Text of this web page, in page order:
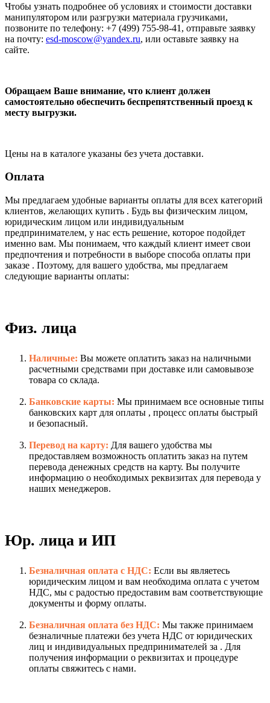
Чтобы узнать подробнее об условиях и стоимости доставки
манипулятором или разгрузки материала грузчиками,
позвоните по телефону: +7 (499) 755-98-41, отправьте заявку
на почту: esd-moscow@yandex.ru, или оставьте заявку на
сайте.
Обращаем Ваше внимание, что клиент должен
самостоятельно обеспечить беспрепятственный проезд к
месту выгрузки.
Цены на в каталоге указаны без учета доставки.
Оплата
Мы предлагаем удобные варианты оплаты для всех категорий
клиентов, желающих купить . Будь вы физическим лицом,
юридическим лицом или индивидуальным
предпринимателем, у нас есть решение, которое подойдет
именно вам. Мы понимаем, что каждый клиент имеет свои
предпочтения и потребности в выборе способа оплаты при
заказе . Поэтому, для вашего удобства, мы предлагаем
следующие варианты оплаты:
Физ. лица
Наличные: Вы можете оплатить заказ на наличными
расчетными средствами при доставке или самовывозе
товара со склада.
Банковские карты: Мы принимаем все основные типы
банковских карт для оплаты , процесс оплаты быстрый
и безопасный.
Перевод на карту: Для вашего удобства мы
предоставляем возможность оплатить заказ на путем
перевода денежных средств на карту. Вы получите
информацию о необходимых реквизитах для перевода у
наших менеджеров.
Юр. лица и ИП
Безналичная оплата с НДС: Если вы являетесь
юридическим лицом и вам необходима оплата с учетом
НДС, мы с радостью предоставим вам соответствующие
документы и форму оплаты.
Безналичная оплата без НДС: Мы также принимаем
безналичные платежи без учета НДС от юридических
лиц и индивидуальных предпринимателей за . Для
получения информации о реквизитах и процедуре
оплаты свяжитесь с нами.